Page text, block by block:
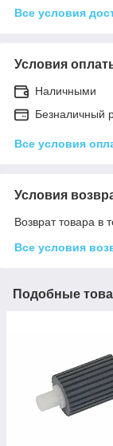
Все условия
Условия
Наличными
Безналичный
Все условия
Условия
Возврат товара в
Все условия
Подобные